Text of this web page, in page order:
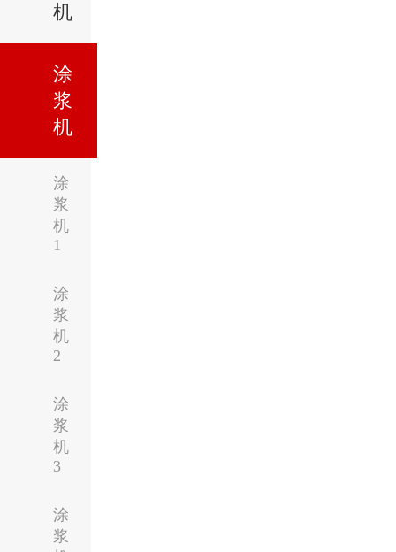
机
涂
浆
机
涂
浆
机
1
涂
浆
机
2
涂
浆
机
3
涂
浆